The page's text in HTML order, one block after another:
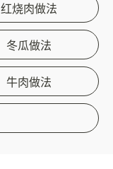
红烧肉做法
冬瓜做法
牛肉做法